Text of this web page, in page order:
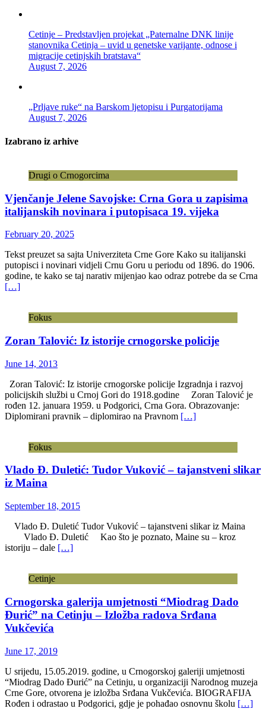
Cetinje – Predstavljen projekat „Paternalne DNK linije
stanovnika Cetinja – uvid u genetske varijante, odnose i
migracije cetinjskih bratstava“
August 7, 2026
„Prljave ruke“ na Barskom ljetopisu i Purgatorijama
August 7, 2026
Izabrano iz arhive
Drugi o Crnogorcima
Vjenčanje Jelene Savojske: Crna Gora u zapisima
italijanskih novinara i putopisaca 19. vijeka
February 20, 2025
Tekst preuzet sa sajta Univerziteta Crne Gore Kako su italijanski
putopisci i novinari vidjeli Crnu Goru u periodu od 1896. do 1906.
godine, te kako se taj narativ mijenjao kao odraz potrebe da se Crna
[…]
Fokus
Zoran Talović: Iz istorije crnogorske policije
June 14, 2013
Zoran Talović: Iz istorije crnogorske policije Izgradnja i razvoj
policijskih službi u Crnoj Gori do 1918.godine Zoran Talović je
rođen 12. januara 1959. u Podgorici, Crna Gora. Obrazovanje:
Diplomirani pravnik – diplomirao na Pravnom […]
Fokus
Vlado Đ. Duletić: Tudor Vuković – tajanstveni slikar
iz Maina
September 18, 2015
Vlado Đ. Duletić Tudor Vuković – tajanstveni slikar iz Maina
Vlado Đ. Duletić Kao što je poznato, Maine su – kroz
istoriju – dale […]
Cetinje
Crnogorska galerija umjetnosti “Miodrag Dado
Đurić” na Cetinju – Izložba radova Srđana
Vukčevića
June 17, 2019
U srijedu, 15.05.2019. godine, u Crnogorskoj galeriji umjetnosti
“Miodrag Dado Đurić” na Cetinju, u organizaciji Narodnog muzeja
Crne Gore, otvorena je izložba Srđana Vukčevića. BIOGRAFIJA
Rođen i odrastao u Podgorici, gdje je pohađao osnovnu školu […]